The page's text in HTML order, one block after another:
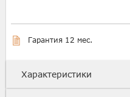
Гарантия 12 мес.
Характеристики